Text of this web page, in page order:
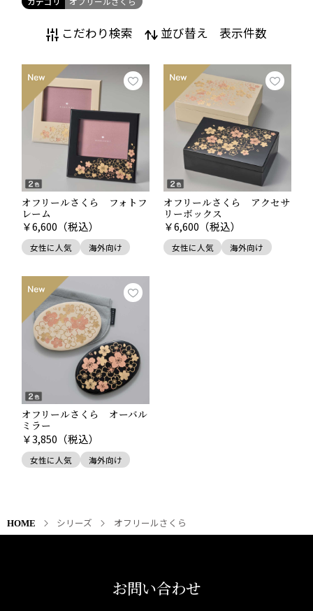
こだわり検索 並び替え 表示件数
オフリールさくら フォトフ
レーム
￥6,600 （税込）
女性に人気 海外向け
オフリールさくら アクセサ
リーボックス
￥6,600 （税込）
女性に人気 海外向け
オフリールさくら オーバル
ミラー
￥3,850 （税込）
女性に人気 海外向け
HOME シリーズ オフリールさくら
お問い合わせ